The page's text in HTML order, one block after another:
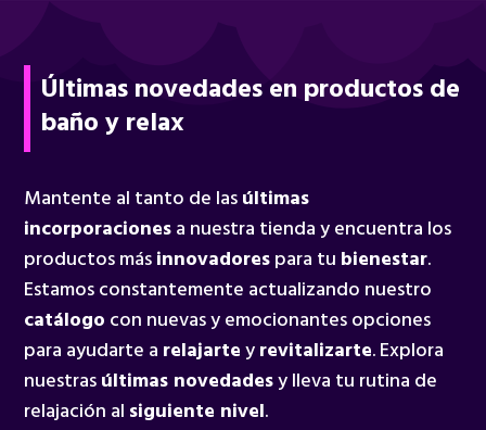
Últimas novedades en productos de
baño y relax
Mantente al tanto de lasúltimas
incorporacionesa nuestra tienda y encuentra los
productos másinnovadorespara tu bienestar.
Estamos constantemente actualizando nuestro
catálogo con nuevas y emocionantes opciones
para ayudarte a relajarteyrevitalizarte. Explora
nuestrasúltimas novedadesy lleva tu rutina de
relajación al siguiente nivel.